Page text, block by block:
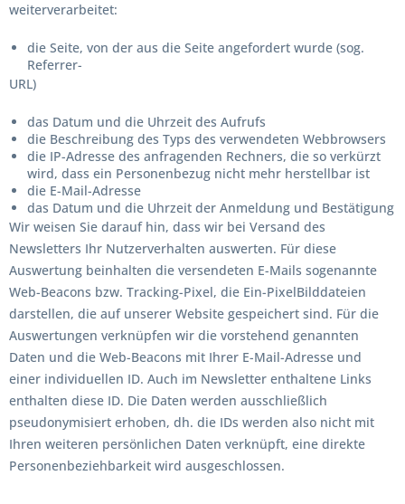
weiterverarbeitet:
die Seite, von der aus die Seite angefordert wurde (sog.
Referrer-
URL)
das Datum und die Uhrzeit des Aufrufs
die Beschreibung des Typs des verwendeten Webbrowsers
die IP-Adresse des anfragenden Rechners, die so verkürzt
wird, dass ein Personenbezug nicht mehr herstellbar ist
die E-Mail-Adresse
das Datum und die Uhrzeit der Anmeldung und Bestätigung
Wir weisen Sie darauf hin, dass wir bei Versand des
Newsletters Ihr Nutzerverhalten auswerten. Für diese
Auswertung beinhalten die versendeten E-Mails sogenannte
Web-Beacons bzw. Tracking-Pixel, die Ein-PixelBilddateien
darstellen, die auf unserer Website gespeichert sind. Für die
Auswertungen verknüpfen wir die vorstehend genannten
Daten und die Web-Beacons mit Ihrer E-Mail-Adresse und
einer individuellen ID. Auch im Newsletter enthaltene Links
enthalten diese ID. Die Daten werden ausschließlich
pseudonymisiert erhoben, dh. die IDs werden also nicht mit
Ihren weiteren persönlichen Daten verknüpft, eine direkte
Personenbeziehbarkeit wird ausgeschlossen.